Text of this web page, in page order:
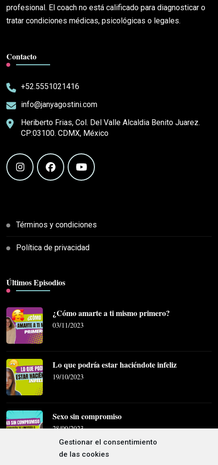
Gestionar el consentimiento
de las cookies
profesional. El coach no está calificado para diagnosticar o
tratar condiciones médicas, psicológicas o legales.
Contacto
+52.5551021416
info@janyagostini.com
Heriberto Frias, Col. Del Valle Alcaldia Benito Juarez.
CP:03100. CDMX, México
Términos y condiciones
Política de privacidad
Últimos Episodios
¿Cómo amarte a ti mismo primero?
03/11/2023
Lo que podría estar haciéndote infeliz
19/10/2023
Sexo sin compromiso
28/09/2023